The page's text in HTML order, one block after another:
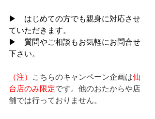
▶　はじめての方でも親身に対応させ
ていただきます。
▶　質問やご相談もお気軽にお問合せ
下さい。
（注） こちらのキャンペーン企画は仙
台店のみ限定です。他のおたからや店
舗では行っておりません。